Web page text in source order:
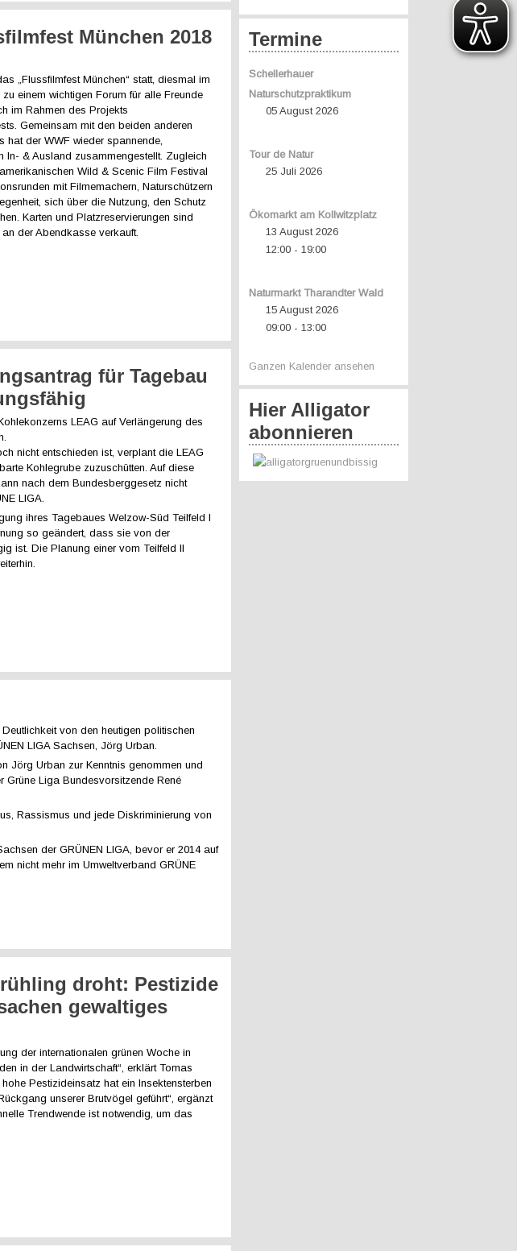
München 2018
„Flussfilmfest München“ statt, diesmal im
einem wichtigen Forum für alle Freunde
im Rahmen des Projekts
Gemeinsam mit den beiden anderen
hat der WWF wieder spannende,
& Ausland zusammengestellt. Zugleich
Wild & Scenic Film Festival
mit Filmemachern, Naturschützern
sich über die Nutzung, den Schutz
Karten und Platzreservierungen sind
der Abendkasse verkauft.
für Tagebau
LEAG auf Verlängerung des
nicht entschieden ist, verplant die LEAG
Kohlegrube zuzuschütten. Auf diese
nach dem Bundesberggesetz nicht
LIGA.
ihres Tagebaues Welzow-Süd Teilfeld I
so geändert, dass sie von der
ist. Die Planung einer vom Teilfeld II
von den heutigen politischen
LIGA Sachsen, Jörg Urban.
Jörg Urban zur Kenntnis genommen und
Grüne Liga Bundesvorsitzende René
Rassismus und jede Diskriminierung von
der GRÜNEN LIGA, bevor er 2014 auf
nicht mehr im Umweltverband GRÜNE
droht: Pestizide
gewaltiges
der internationalen grünen Woche in
in der Landwirtschaft“, erklärt Tomas
Pestizideinsatz hat ein Insektensterben
unserer Brutvögel geführt“, ergänzt
Trendwende ist notwendig, um das
Termine
Schellerhauer
Naturschutzpraktikum
05 August 2026
Tour de Natur
25 Juli 2026
Ökomarkt am Kollwitzplatz
13 August 2026
12:00 -19:00
Naturmarkt Tharandter Wald
15 August 2026
09:00 -13:00
Ganzen Kalender ansehen
Hier Alligator
abonnieren